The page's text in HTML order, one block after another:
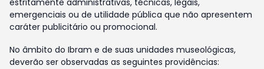
estritamente administrativas, técnicas, legais,
emergenciais ou de utilidade pública que não apresentem
caráter publicitário ou promocional.
No âmbito do Ibram e de suas unidades museológicas,
deverão ser observadas as seguintes providências: